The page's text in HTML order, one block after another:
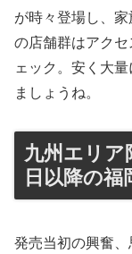
が時々登場し、
の店舗群はアク
ェック。安く大
ましょうね。
九州エリア
日以降の
発売当初の興奮